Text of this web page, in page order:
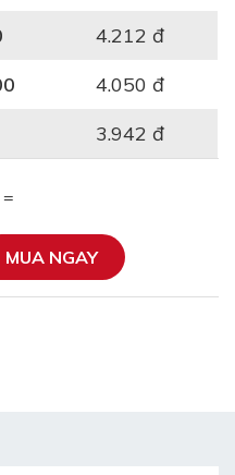
4.212 đ
4.050 đ
3.942 đ
=
MUA NGAY